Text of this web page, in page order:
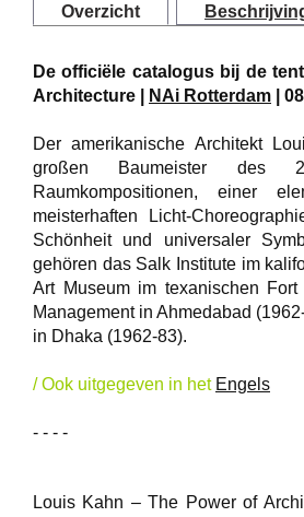
Overzicht
De officiële catalogus bij de
Architecture | NAi Rotterdam |
Der amerikanische Architekt
großen Baumeister des
Raumkompositionen, einer
meisterhaften Licht-
Schönheit und universaler
gehören das Salk Institute im
Art Museum im texanischen
Management in Ahmedabad
in Dhaka (1962-83).
/ Ook uitgegeven in het Engels
- - - -
Louis Kahn – The Power of